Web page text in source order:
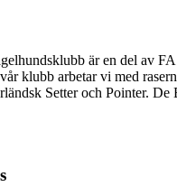
är en del av
klubb arbetar vi med
Setter och Pointer. De